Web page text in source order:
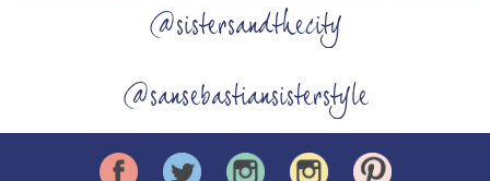
@sistersandthecity
@sansebastiansisterstyle